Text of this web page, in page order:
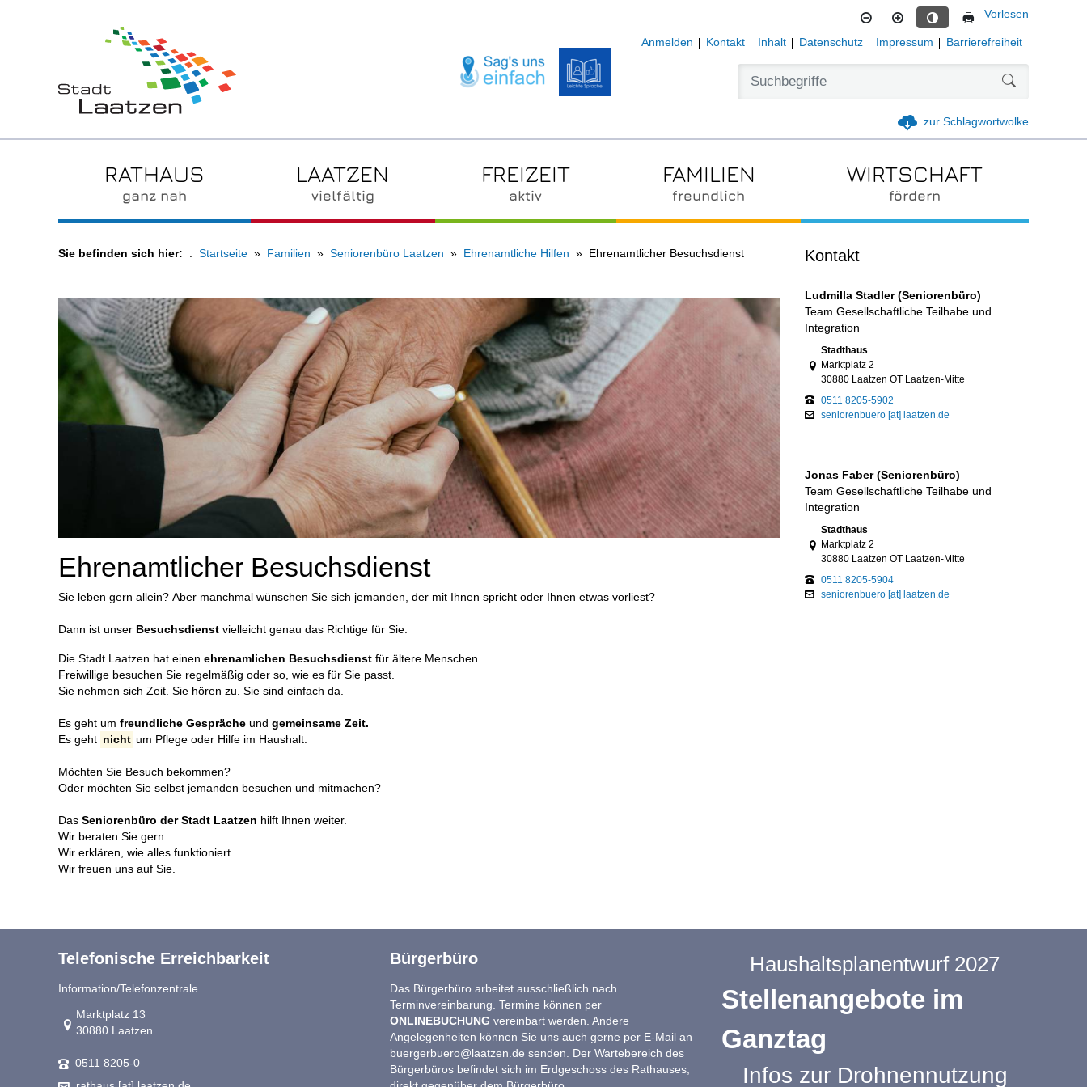
Kontrastmodus aktivieren
Vorlesen
Anmelden Kontakt Inhalt Datenschutz Impressum Barrierefreiheit
zur Schlagwortwolke
RATHAUS
ganz nah
LAATZEN
vielfältig
FREIZEIT
aktiv
FAMILIEN
freundlich
WIRTSCHAFT
fördern
Sie befinden sich hier: Startseite Familien Seniorenbüro Laatzen Ehrenamtliche Hilfen Ehrenamtlicher Besuchsdienst
Ehrenamtlicher Besuchsdienst
Sie leben gern allein? Aber manchmal wünschen Sie sich jemanden, der mit Ihnen spricht oder Ihnen etwas vorliest?
Dann ist unser Besuchsdienst vielleicht genau das Richtige für Sie.
Die Stadt Laatzen hat einen ehrenamlichen Besuchsdienst für ältere Menschen.
Freiwillige besuchen Sie regelmäßig oder so, wie es für Sie passt.
Sie nehmen sich Zeit. Sie hören zu. Sie sind einfach da.
Es geht um freundliche Gespräche und gemeinsame Zeit.
Es geht nicht um Pflege oder Hilfe im Haushalt.
Möchten Sie Besuch bekommen?
Oder möchten Sie selbst jemanden besuchen und mitmachen?
Das Seniorenbüro der Stadt Laatzen hilft Ihnen weiter.
Wir beraten Sie gern.
Wir erklären, wie alles funktioniert.
Wir freuen uns auf Sie.
Kontakt
Ludmilla Stadler (Seniorenbüro)
Team Gesellschaftliche Teilhabe und
Integration
Link zur Google-Maps Navigation
Stadthaus
Marktplatz 2
30880 Laatzen OT Laatzen-Mitte
0511 8205-5902
seniorenbuero [at] laatzen.de
Jonas Faber (Seniorenbüro)
Team Gesellschaftliche Teilhabe und
Integration
Link zur Google-Maps Navigation
Stadthaus
Marktplatz 2
30880 Laatzen OT Laatzen-Mitte
0511 8205-5904
seniorenbuero [at] laatzen.de
Telefonische Erreichbarkeit
Information/Telefonzentrale
Link zur Google-Maps Navigation
Marktplatz 13
30880 Laatzen
0511 8205-0
Bürgerbüro
Das Bürgerbüro arbeitet ausschließlich nach
Terminvereinbarung. Termine können per
ONLINEBUCHUNG vereinbart werden. Andere
Angelegenheiten können Sie uns auch gerne per E-Mail an
buergerbuero@laatzen.de senden. Der Wartebereich des
Bürgerbüros befindet sich im Erdgeschoss des Rathauses,
Haushaltsplanentwurf 2027
Stellenangebote im
Ganztag
Infos zur Drohnennutzung